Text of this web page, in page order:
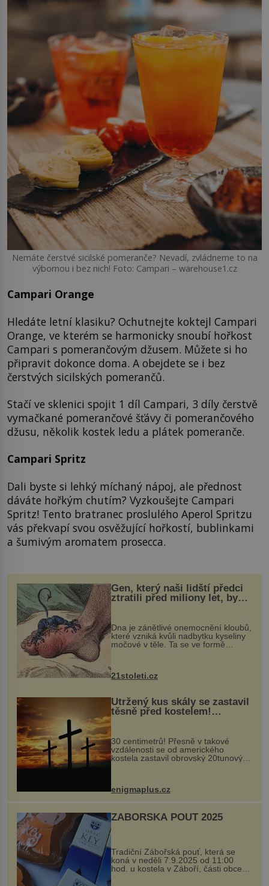
Nemáte čerstvé sicilské pomeranče? Nevadí, zvládneme to na
výbornou i bez nich! Foto: Campari – warehouse1.cz
Campari Orange
Hledáte letní klasiku? Ochutnejte koktejl Campari
Orange, ve kterém se harmonicky snoubí hořkost
Campari s pomerančovým džusem. Můžete si ho
připravit dokonce doma. A obejdete se i bez
čerstvých sicilských pomerančů.
Stačí ve sklenici spojit 1 díl Campari, 3 díly čerstvě
vymačkané pomerančové šťávy či pomerančového
džusu, několik kostek ledu a plátek pomeranče.
Campari Spritz
Dali byste si lehký míchaný nápoj, ale přednost
dáváte hořkým chutím? Vyzkoušejte Campari
Spritz! Tento bratranec proslulého Aperol Spritzu
vás překvapí svou osvěžující hořkostí, bublinkami
a šumivým aromatem prosecca.
Gen, který naši lidští předci
ztratili před miliony let, by
mohl pomoci s léčbou
„nemoci králů“
Dna je zánětlivé onemocnění kloubů,
které vzniká kvůli nadbytku kyseliny
močové v těle. Ta se ve formě
nohou, a způsobuje bole...
21stoleti.cz
Utržený kus skály se zastavil
těsně před kostelem!
Ochránila ho boží síla?
30 centimetrů! Přesně v takové
vzdálenosti se od amerického
kostela zastavil obrovský 20tunový
...
enigmaplus.cz
ZÁBOŘSKÁ POUŤ 2025
Tradiční Zábořská pouť, která se
koná v neděli 7.9.2025 od 11:00
hod. u kostela v Záboří, části obce
Kly u Mělníka. V programu naleznete